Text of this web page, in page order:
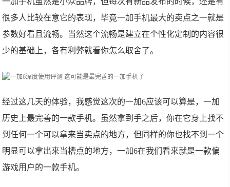
很多人比较在意它的表现，毕竟一加手机最大的卖点之一就是
参数好看且流畅。当然这个流畅是建立在个性化定制的内容很
少的基础上，各有利弊就看你怎么取舍了。
经过这几天的体验，我感觉这次的一加6应该可以算是，一加
历史上最完善的一款手机。虽然拿到手之后，你在它身上找不
到任何一个可以拿来当卖点的地方，但同样的你也找不到一个
明显可以拿出来当槽点的地方，一加6在我们看来就是一款偏
游戏用户的一款手机。